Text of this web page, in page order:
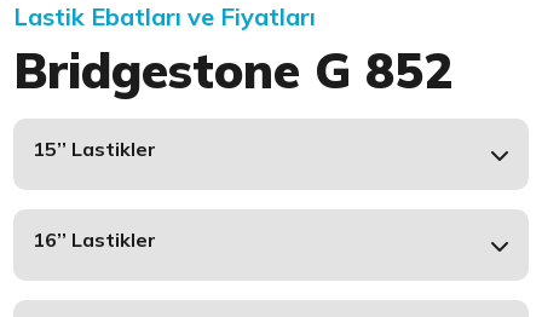
Lastik Ebatları ve Fiyatları
Bridgestone G 852
15’’ Lastikler
16’’ Lastikler